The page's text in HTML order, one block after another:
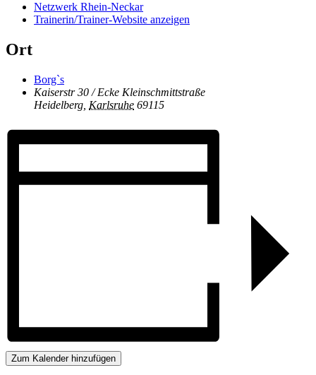
Netzwerk Rhein-Neckar
Trainerin/Trainer-Website anzeigen
Ort
Borg`s
Kaiserstr 30 / Ecke Kleinschmittstraße
Heidelberg Karlsruhe 69115
Zum Kalender hinzufügen